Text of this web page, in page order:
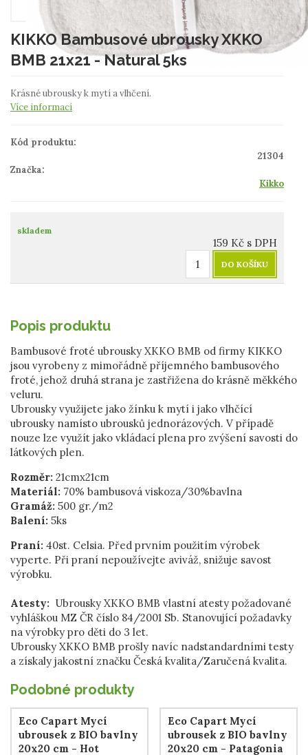
KIKKO Bambusové ubrousky XKKO
BMB 21x21 - Natural 5ks
Krásné ubrousky k mytí a vlhčení.
Více informací
Kód produktu:
21304
Značka:
Kikko
skladem
159 Kč s DPH
DO KOŠÍKU
Popis produktu
Bambusové froté ubrousky XKKO BMB od firmy KIKKO
jsou vyrobeny z mimořádně příjemného bambusového
froté, jehož druhá strana je zastřižena do krásně měkkého
veluru.
Ubrousky využijete jako žínku k mytí i jako vlhčící
ubrousky namísto ubrousků jednorázových. V případě
nouze lze využít jako vkládací plena pro zvýšení savosti do
látkových plen.
Rozměr: 21cmx21cm
Materiál: 70% bambusová viskoza/30%bavlna
Gramáž: 500 gr./m2
Balení: 5ks
Praní: 40st. Celsia. Před prvním použitím výrobek
vyperte. Při praní nepoužívejte aviváž, snižuje savost
výrobku.
Atesty: Ubrousky XKKO BMB vlastní atesty požadované
vyhláškou MZ ČR číslo 84/2001 Sb. Stanovující požadavky
na výrobky pro děti do 3 let.
Ubrousky XKKO BMB prošly navíc nadstandardními testy
a získaly jakostní značku Česká kvalita/Zaručená kvalita.
Podobné produkty
Eco Capart Mycí
ubrousek z BIO bavlny
20x20 cm - Hot
Eco Capart Mycí
ubrousek z BIO bavlny
20x20 cm - Patagonia